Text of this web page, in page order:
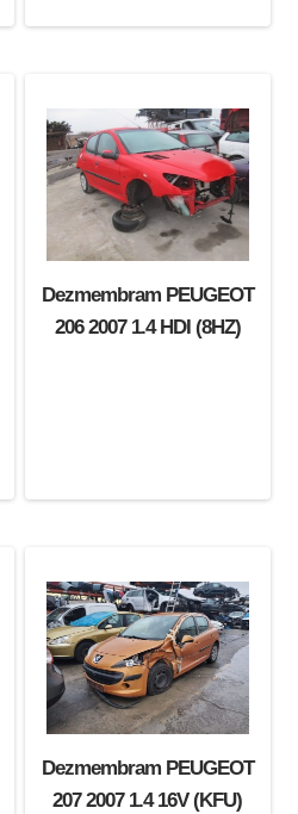
Dezmembram PEUGEOT
206 2007 1.4 HDI (8HZ)
Dezmembram PEUGEOT
207 2007 1.4 16V (KFU)